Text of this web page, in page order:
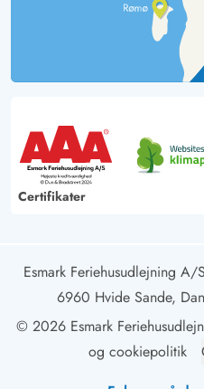
Certifikater
Esmark Feriehusudlejning
6960 Hvide Sande,
© 2026 Esmark
og cookiepolitik